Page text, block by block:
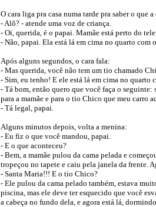
O cara liga pra casa numa tarde pra saber o que
- Alô? - atende uma voz de criança.
- Oi, querida, é o papai. Mamãe está perto do
- Não, papai. Ela está lá em cima no quarto com
Após alguns segundos, o cara fala:
- Mas querida, você não tem um tio chamado
- Sim, eu tenho! E ele está lá em cima no quarto
- Tá bom, então quero que você faça o seguinte:
para a mamãe e para o tio Chico que meu carro
- Tá legal, papai.
Alguns minutos depois, volta a menina:
- Eu fiz o que você mandou, papai.
- E o que aconteceu?
- Bem, a mamãe pulou da cama pelada e
tropeçou no tapete e caiu pela janela da frente.
- Santa Maria!!! E o tio Chico?
- Ele pulou da cama pelado também, estava
piscina, mas ele deve ter esquecido que você
a cabeça no fundo dela, e agora está lá,